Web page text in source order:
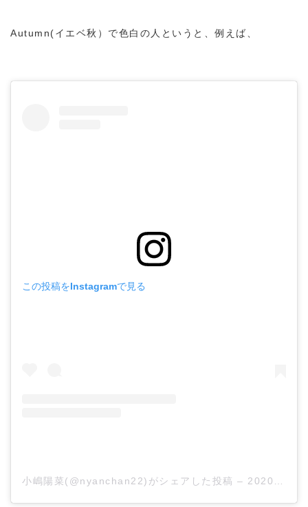
Autumn(イエベ秋）で色白の人というと、例えば、
この投稿をInstagramで見る
小嶋陽菜(@nyanchan22)がシェアした投稿 – 2020年 6月月20日午前6時41分PDT